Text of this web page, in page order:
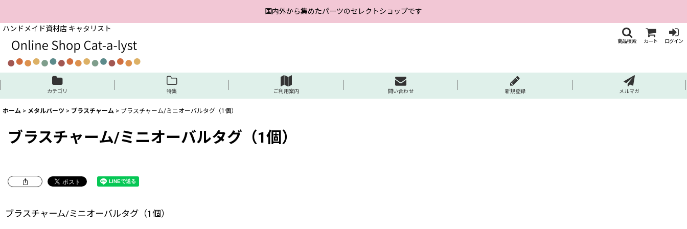
国内外から集めたパーツのセレクトショップです
ハンドメイド資材店 キャタリスト
商品検索 カート ログイン
カテゴリ 特集 ご利用案内 問い合わせ 新規登録 メルマガ
ホーム > メタルパーツ > ブラスチャーム > ブラスチャーム/ミニオーバルタグ（1個）
ブラスチャーム/ミニオーバルタグ（1個）
ブラスチャーム/ミニオーバルタグ（1個）